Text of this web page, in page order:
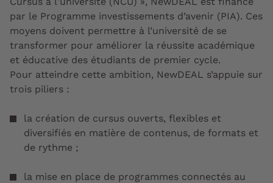
par le Programme investissements d’avenir (PIA). Ces
moyens doivent permettre à l’université de se
transformer pour améliorer la réussite académique
et éducative des étudiants de premier cycle.
Pour atteindre cette ambition, NewDEAL s’appuie sur
trois piliers :
la création de cursus ouverts, flexibles et
diversifiés en matière de contenus, de formats et
de rythme ;
la mise en place de programmes connectés au